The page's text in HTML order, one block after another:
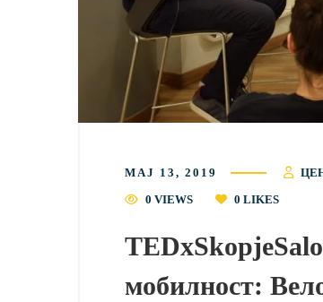
МАЈ 13, 2019
0 VIEWS
0 LIKES
мобилност: